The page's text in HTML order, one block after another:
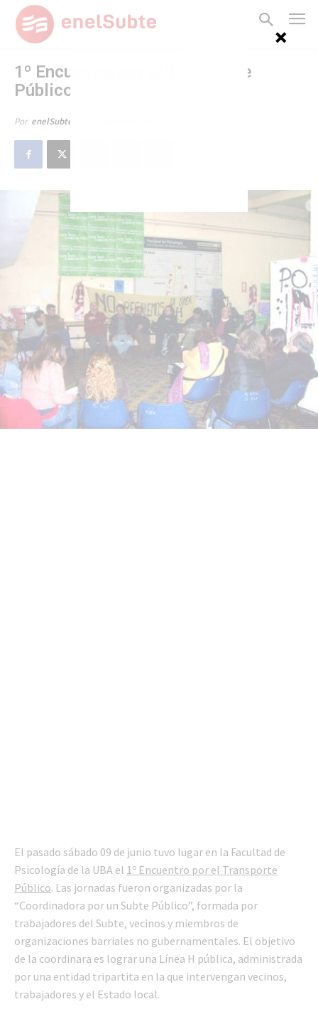
1º Encuentro por el Transporte
Público
Por enelSubte
El pasado sábado 09 de junio tuvo lugar en la Facultad de
Psicología de la UBA el 1º Encuentro por el Transporte
Público. Las jornadas fueron organizadas por la
“Coordinadora por un Subte Público”, formada por
trabajadores del Subte, vecinos y miembros de
organizaciones barriales no gubernamentales. El objetivo
de la coordinara es lograr una Línea H pública, administrada
por una entidad tripartita en la que intervengan vecinos,
trabajadores y el Estado local.